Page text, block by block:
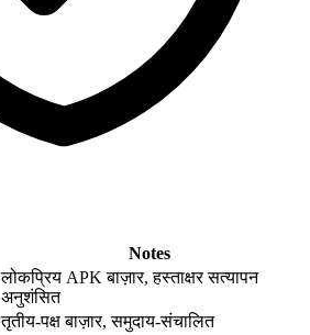
Notes
लोकप्रिय APK बाज़ार, हस्ताक्षर सत्यापन
अनुशंसित
तृतीय-पक्ष बाज़ार, समुदाय-संचालित